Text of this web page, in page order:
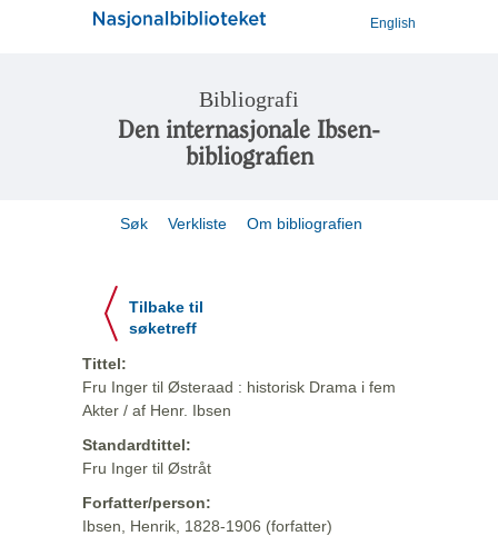
English
Bibliografi
Den internasjonale Ibsen-
bibliografien
Søk Verkliste Om bibliografien
Tilbake til
søketreff
Tittel:
Fru Inger til Østeraad : historisk Drama i fem
Akter / af Henr. Ibsen
Standardtittel:
Fru Inger til Østråt
Forfatter/person:
Ibsen, Henrik, 1828-1906 (forfatter)